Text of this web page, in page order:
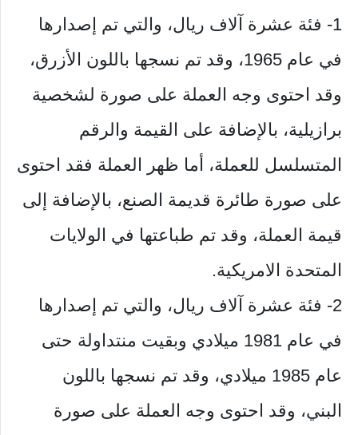
1- فئة عشرة آلاف ريال، والتي تم إصدارها
في عام 1965، وقد تم نسجها باللون الأزرق،
وقد احتوى وجه العملة على صورة لشخصية
برازيلية، بالإضافة على القيمة والرقم
المتسلسل للعملة، أما ظهر العملة فقد احتوى
على صورة طائرة قديمة الصنع، بالإضافة إلى
قيمة العملة، وقد تم طباعتها في الولايات
المتحدة الامريكية.
2- فئة عشرة آلاف ريال، والتي تم إصدارها
في عام 1981 ميلادي وبقيت منتداولة حتى
عام 1985 ميلادي، وقد تم نسجها باللون
البني، وقد احتوى وجه العملة على صورة